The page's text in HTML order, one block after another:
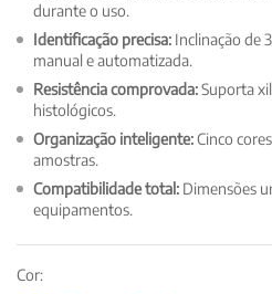
durante o uso.
Identificação precisa: Inclinação de
manual e automatizada.
Resistência comprovada:Suporta
histológicos.
Organização inteligente:Cinco
amostras.
Compatibilidade total: Dimensões
equipamentos.
Cor: